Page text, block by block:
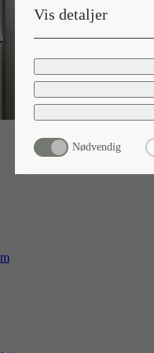
Vis detaljer
Nødvendig